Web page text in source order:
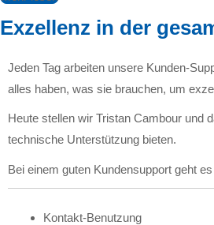
Exzellenz in der
Jeden Tag arbeiten unsere Kunden-
alles haben, was sie brauchen, um
Heute stellen wir Tristan Cambour und
technische Unterstützung bieten.
Bei einem guten Kundensupport geht
Kontakt-Benutzung